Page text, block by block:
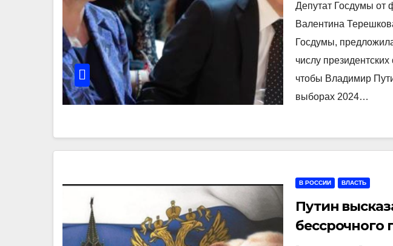
Депутат Госдумы от
Валентина
Госдумы,
числу
чтобы Владимир
выборах 2024…
В РОССИИ ВЛАСТЬ
Путин
бессрочного